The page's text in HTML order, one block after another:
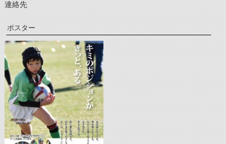
連絡先
ポスター